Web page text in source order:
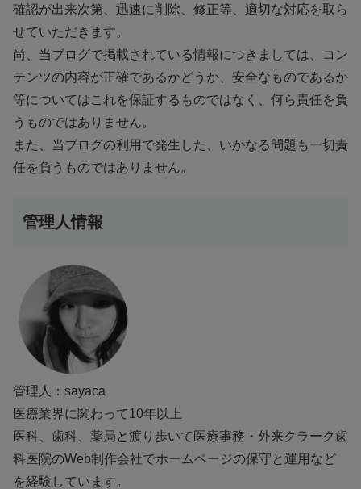
確認が出来次第、迅速に削除、修正等、適切な対応を取ら
せていただきます。
尚、当ブログで掲載されている情報につきましては、コン
テンツの内容が正確であるかどうか、安全なものであるか
等についてはこれを保証するものではなく、何ら責任を負
うものではありません。
また、当ブログの利用で発生した、いかなる問題も一切責
任を負うものではありません。
管理人情報
管理人：sayaca
医療業界に関わって10年以上
医科、歯科、薬局と渡り歩いて医療事務・外来クラーク歯
科医院のWeb制作会社でホームページの保守と運用など
を経験しています。